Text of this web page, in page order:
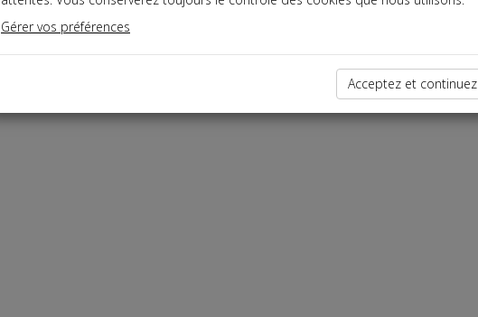
Espace réservé
Si vous êtes client, saisissez votre identifiant et votre mot de passe.
Gérer vos préférences
Acceptez et continuez